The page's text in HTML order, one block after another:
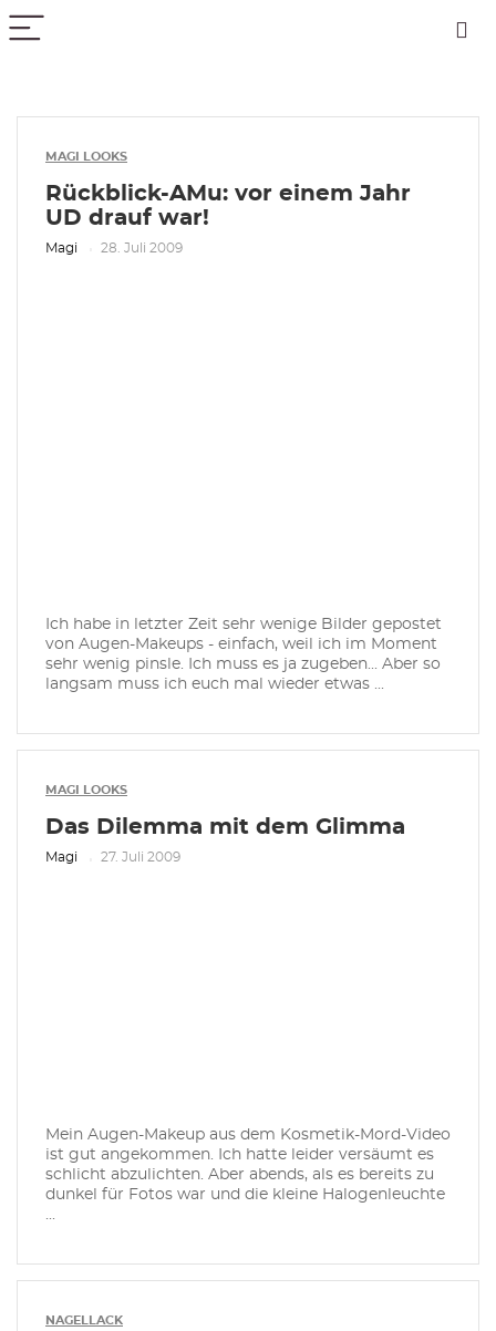
MAGI LOOKS
Rückblick-AMu: vor einem Jahr
UD drauf war!
Magi 28. Juli 2009
Ich habe in letzter Zeit sehr wenige Bilder gepostet
von Augen-Makeups - einfach, weil ich im Moment
sehr wenig pinsle. Ich muss es ja zugeben... Aber so
langsam muss ich euch mal wieder etwas ...
MAGI LOOKS
Das Dilemma mit dem Glimma
Magi 27. Juli 2009
Mein Augen-Makeup aus dem Kosmetik-Mord-Video
ist gut angekommen. Ich hatte leider versäumt es
schlicht abzulichten. Aber abends, als es bereits zu
dunkel für Fotos war und die kleine Halogenleuchte
NAGELLACK